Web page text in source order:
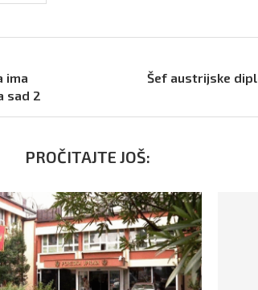
ima
sad 2
Šef austrijske
PROČITAJTE JOŠ: